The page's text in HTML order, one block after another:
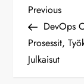
P
o
s
Previous
Post
Previous
DevOps
Prosessit,
Julkaisut